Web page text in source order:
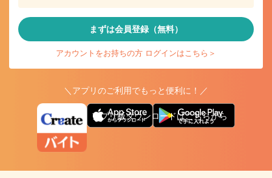
まずは会員登録（無料）
アカウントをお持ちの方 ログインはこちら＞
＼アプリのご利用でもっと便利に！／
アプリ版ダウンロードはこちらから